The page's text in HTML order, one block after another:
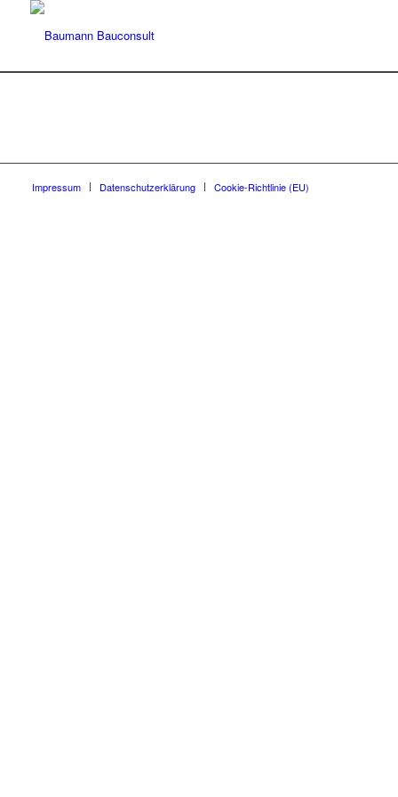
Impressum Datenschutzerklärung Cookie-Richtlinie (EU)